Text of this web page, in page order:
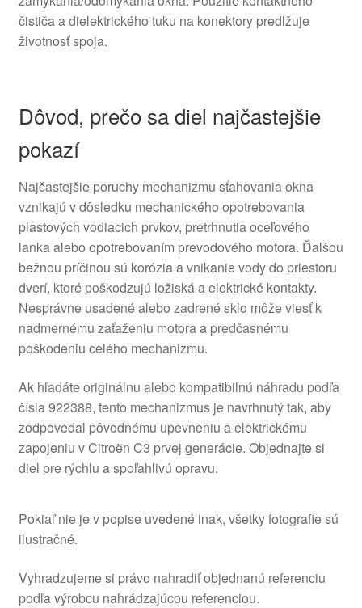
čističa a dielektrického tuku na konektory predlžuje
životnosť spoja.
Dôvod, prečo sa diel najčastejšie
pokazí
Najčastejšie poruchy mechanizmu sťahovania okna
vznikajú v dôsledku mechanického opotrebovania
plastových vodiacich prvkov, pretrhnutia oceľového
lanka alebo opotrebovaním prevodového motora. Ďalšou
bežnou príčinou sú korózia a vnikanie vody do priestoru
dverí, ktoré poškodzujú ložiská a elektrické kontakty.
Nesprávne usadené alebo zadrené sklo môže viesť k
nadmernému zaťaženiu motora a predčasnému
poškodeniu celého mechanizmu.
Ak hľadáte originálnu alebo kompatibilnú náhradu podľa
čísla 922388, tento mechanizmus je navrhnutý tak, aby
zodpovedal pôvodnému upevneniu a elektrickému
zapojeniu v Citroën C3 prvej generácie. Objednajte si
diel pre rýchlu a spoľahlivú opravu.
Pokiaľ nie je v popise uvedené inak, všetky fotografie sú
ilustračné.
Vyhradzujeme si právo nahradiť objednanú referenciu
podľa výrobcu nahrádzajúcou referenciou.